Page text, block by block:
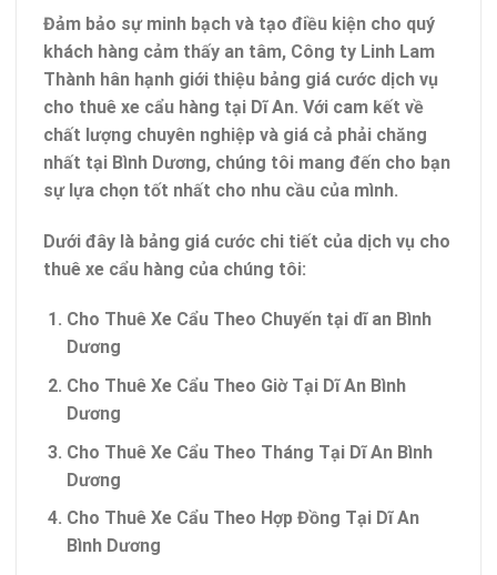
Đảm bảo sự minh bạch và tạo điều kiện cho quý
khách hàng cảm thấy an tâm, Công ty Linh Lam
Thành hân hạnh giới thiệu bảng giá cước dịch vụ
cho thuê xe cẩu hàng tại Dĩ An. Với cam kết về
chất lượng chuyên nghiệp và giá cả phải chăng
nhất tại Bình Dương, chúng tôi mang đến cho bạn
sự lựa chọn tốt nhất cho nhu cầu của mình.
Dưới đây là bảng giá cước chi tiết của dịch vụ cho
thuê xe cẩu hàng của chúng tôi:
Cho Thuê Xe Cẩu Theo Chuyến tại dĩ an Bình
Dương
Cho Thuê Xe Cẩu Theo Giờ Tại Dĩ An Bình
Dương
Cho Thuê Xe Cẩu Theo Tháng Tại Dĩ An Bình
Dương
Cho Thuê Xe Cẩu Theo Hợp Đồng Tại Dĩ An
Bình Dương